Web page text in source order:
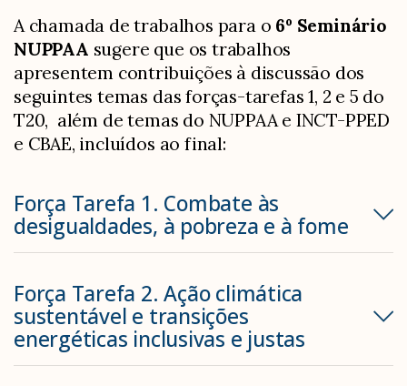
A chamada de trabalhos para o 6º Seminário
NUPPAA sugere que os trabalhos
apresentem contribuições à discussão dos
seguintes temas das forças-tarefas 1, 2 e 5 do
T20, além de temas do NUPPAA e INCT-PPED
e CBAE, incluídos ao final:
Força Tarefa 1. Combate às
desigualdades, à pobreza e à fome
Força Tarefa 2. Ação climática
sustentável e transições
energéticas inclusivas e justas